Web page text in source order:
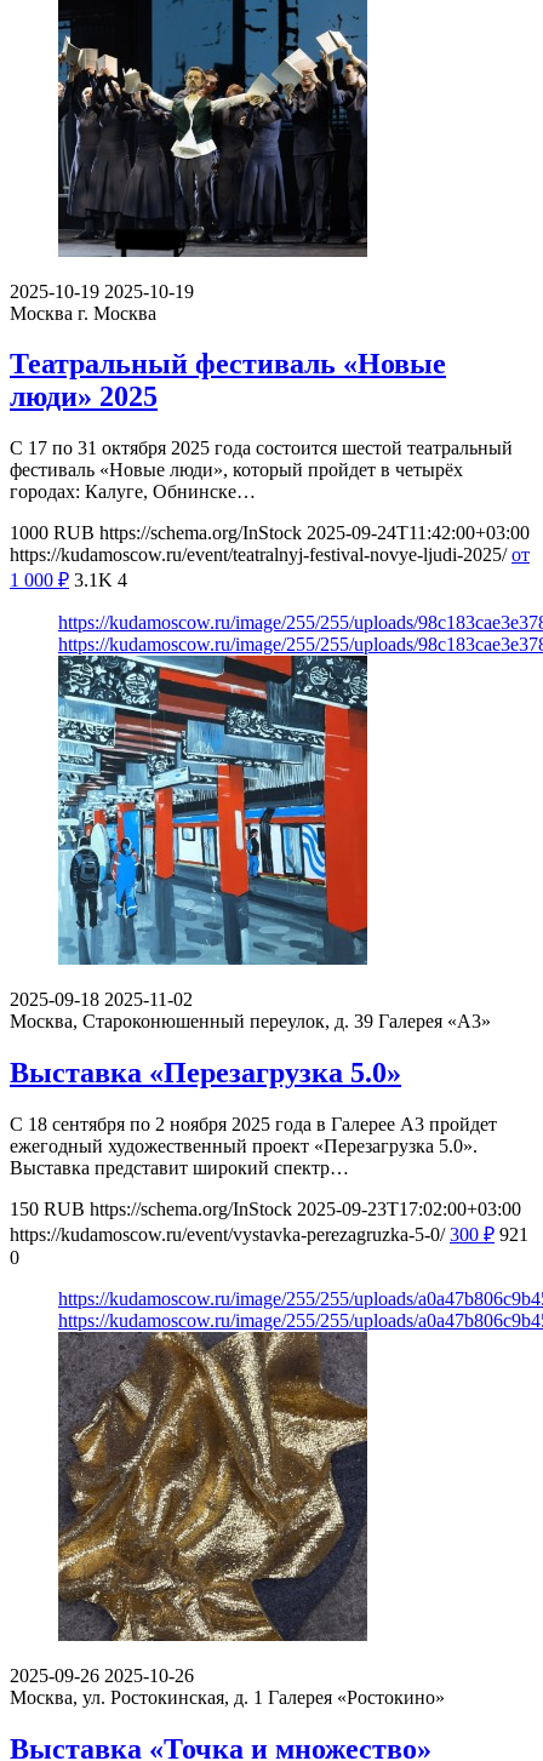
2025-10-19 2025-10-19
Москва г. Москва
Театральный фестиваль «Новые
люди» 2025
С 17 по 31 октября 2025 года состоится шестой театральный
фестиваль «Новые люди», который пройдет в четырёх
городах: Калуге, Обнинске…
1000 RUB https://schema.org/InStock 2025-09-24T11:42:00+03:00
https://kudamoscow.ru/event/teatralnyj-festival-novye-ljudi-2025/ от
1 000 ₽ 3.1K 4
https://kudamoscow.ru/image/255/255/uploads/
https://kudamoscow.ru/image/255/255/uploads/
2025-09-18 2025-11-02
Москва, Староконюшенный переулок, д. 39 Галерея «А3»
Выставка «Перезагрузка 5.0»
С 18 сентября по 2 ноября 2025 года в Галерее А3 пройдет
ежегодный художественный проект «Перезагрузка 5.0».
Выставка представит широкий спектр…
150 RUB https://schema.org/InStock 2025-09-23T17:02:00+03:00
https://kudamoscow.ru/event/vystavka-perezagruzka-5-0/ 300 ₽ 921
0
https://kudamoscow.ru/image/255/255/uploads/
https://kudamoscow.ru/image/255/255/uploads/
2025-09-26 2025-10-26
Москва, ул. Ростокинская, д. 1 Галерея «Ростокино»
Выставка «Точка и множество»